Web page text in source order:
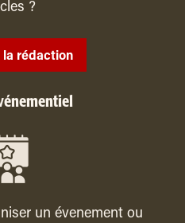
?
la rédaction
un évenement ou